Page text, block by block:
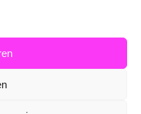
|Impressum